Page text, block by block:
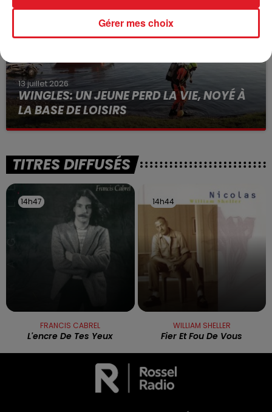
13 juillet 2026
WINGLES: UN JEUNE PERD LA VIE, NOYÉ À
LA BASE DE LOISIRS
La victime a coulé à pic
TITRES DIFFUSÉS
14h47
14h47
FRANCIS CABREL
L'encre De Tes Yeux
14h44
14h44
WILLIAM SHELLER
Fier Et Fou De Vous
Gérer mes choix